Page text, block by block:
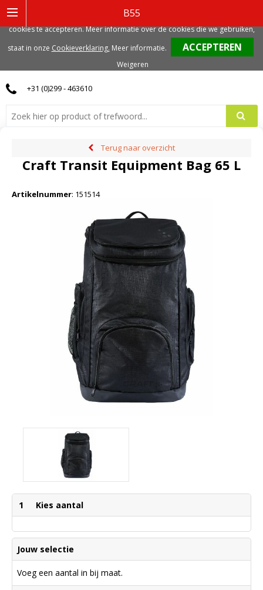
B55
0
+31 (0)299 - 463610
Terug naar overzicht
Craft Transit Equipment Bag 65 L
Artikelnummer: 151514
1 Kies aantal
Jouw selectie
Voeg een aantal in bij maat.
gerelateerde cookies. Voor de beste gebruikerservaring, adviseren we deze
cookies te accepteren. Meer informatie over de cookies die we gebruiken,
staat in onze Cookieverklaring. Meer informatie.
Weigeren